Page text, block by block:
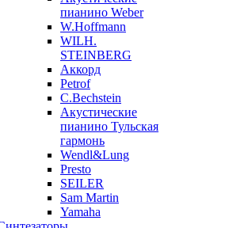
пианино Weber
W.Hoffmann
WILH.
STEINBERG
Аккорд
Petrof
C.Bechstein
Акустические
пианино Тульская
гармонь
Wendl&Lung
Presto
SEILER
Sam Martin
Yamaha